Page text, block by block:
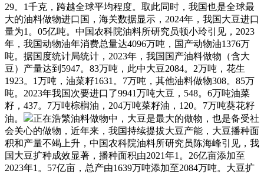
29。1千克，跨越全球平均程度。取此同时，我国也是全球最
大的油料做物进口国，海关数据显示，2024年，我国大豆进口
量为1。05亿吨。中国农科院油料所研究员顿小玲引见，2023
年，我国动物油年消费总量达4096万吨，国产动物油1376万
吨。据国度统计局统计，2023年，我国国产油料做物（含大
豆）产量达到5947。83万吨，此中大豆2084。2万吨，花生
1923。1万吨，油菜籽1631。7万吨，其他油料做物308。85万
吨。2023年我国次要进口了9941万吨大豆，548。6万吨油菜
籽，437。7万吨棕榈油，204万吨菜籽油，120。7万吨葵花籽
油。
正在浩繁油料做物中，大豆是最大的做物，也是备受社
会关心的做物，近年来，我国持续提拔大豆产能，大豆播种面
积和产量不竭上升，中国农科院油料所研究员陈海峰引见，我
国大豆扩种成效显著，播种面积由2021年1。26亿亩添加至
2023年1。57亿亩，总产由1639万吨添加至2084万吨。大豆扩